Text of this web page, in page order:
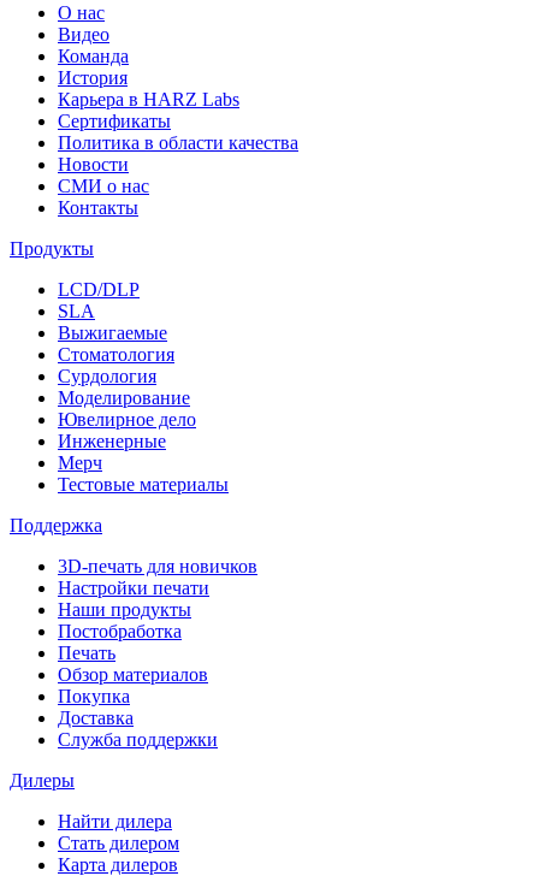
О нас
Видео
Команда
История
Карьера в HARZ Labs
Сертификаты
Политика в области качества
Новости
СМИ о нас
Контакты
Продукты
LCD/DLP
SLA
Выжигаемые
Стоматология
Сурдология
Моделирование
Ювелирное дело
Инженерные
Мерч
Тестовые материалы
Поддержка
3D-печать для новичков
Настройки печати
Наши продукты
Постобработка
Печать
Обзор материалов
Покупка
Доставка
Служба поддержки
Дилеры
Найти дилера
Cтать дилером
Карта дилеров